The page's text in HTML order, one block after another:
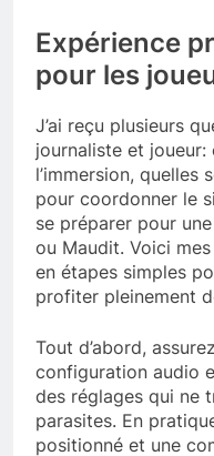
Expérience
pour les
J’ai reçu plusieurs
journaliste et
l’immersion, quelles
pour coordonner le
se préparer pour
ou Maudit. Voici
en étapes simples
profiter pleinement
Tout d’abord,
configuration audio
des réglages qui ne
parasites. En
positionné et une